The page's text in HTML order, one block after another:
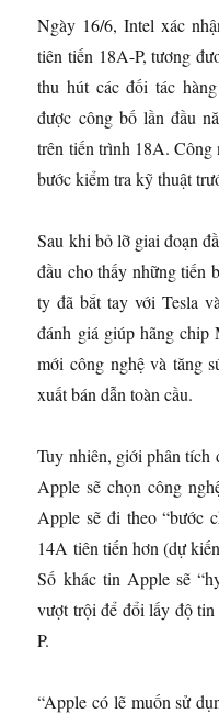
Ngày 16/6, Intel xác
tiên tiến 18A-P, tương
thu hút các đối tác
được công bố lần đầu
trên tiến trình 18A. Công
bước kiểm tra kỹ thuật
Sau khi bỏ lỡ giai đoạn
đầu cho thấy những tiến
ty đã bắt tay với Tesla
đánh giá giúp hãng
mới công nghệ và tăng
xuất bán dẫn toàn cầu.
Tuy nhiên, giới phân tích
Apple sẽ chọn công
Apple sẽ đi theo “bước
14A tiên tiến hơn (dự
Số khác tin Apple sẽ
vượt trội để đổi lấy độ
P.
“Apple có lẽ muốn sử